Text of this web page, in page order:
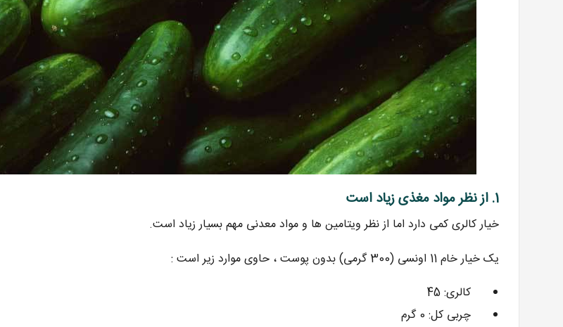
1. از نظر مواد مغذی زیاد است
خیار کالری کمی دارد اما از نظر ویتامین ها و مواد معدنی مهم بسیار زیاد است.
یک خیار خام 11 اونسی (300 گرمی) بدون پوست ، حاوی موارد زیر است :
کالری: 45
چربی کل: 0 گرم